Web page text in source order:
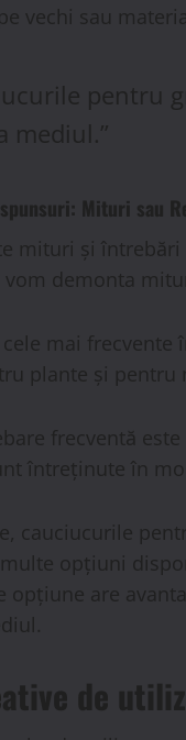
vechi sau
pentru
mediul.”
Mituri sau
mituri și
demonta
mai
plante și pentru
frecventă
întreținute în
cauciucurile
opțiuni
opțiune are
de